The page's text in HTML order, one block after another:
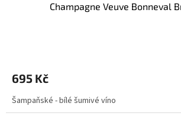
Champagne Veuve Bonneval
695 Kč
Šampaňské - bílé šumivé víno